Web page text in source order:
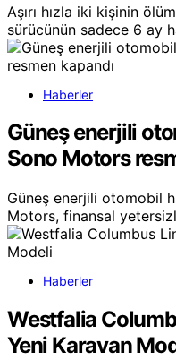
Aşırı hızla iki kişinin
sürücünün sadece 6 ay
Haberler
Güneş enerjili
Sono Motors
Güneş enerjili otomobil
Motors, finansal
Haberler
Westfalia
Yeni Karavan